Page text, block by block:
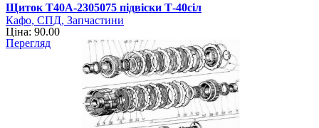
Щиток Т40А-2305075 підвіски Т-40сіл
Кафо, СПД, Запчастини
Ціна: 90.00
Перегляд